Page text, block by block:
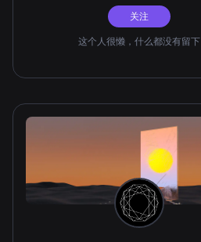
关注
这个人很懒，什么都没有留下